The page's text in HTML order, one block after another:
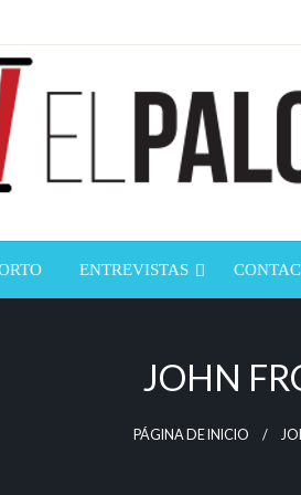
ENTREVISTAS
JOHN
PÁGINA DE INICIO